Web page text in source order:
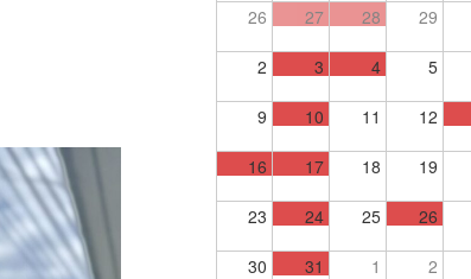
26
27 28 29
2 3 4 5
9 10 11 12
16 17 18 19
23 24 25 26
30 31 1 2